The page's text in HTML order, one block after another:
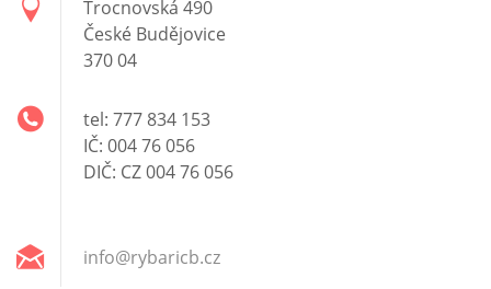
Trocnovská 490
České Budějovice
370 04
tel: 777 834 153
IČ: 004 76 056
DIČ: CZ 004 76 056
info@rybaricb.cz